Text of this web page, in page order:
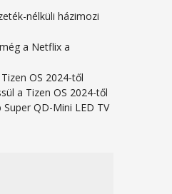
nélküli házimozi
a Netflix a
OS 2024-től
a Tizen OS 2024-től
QD-Mini LED TV